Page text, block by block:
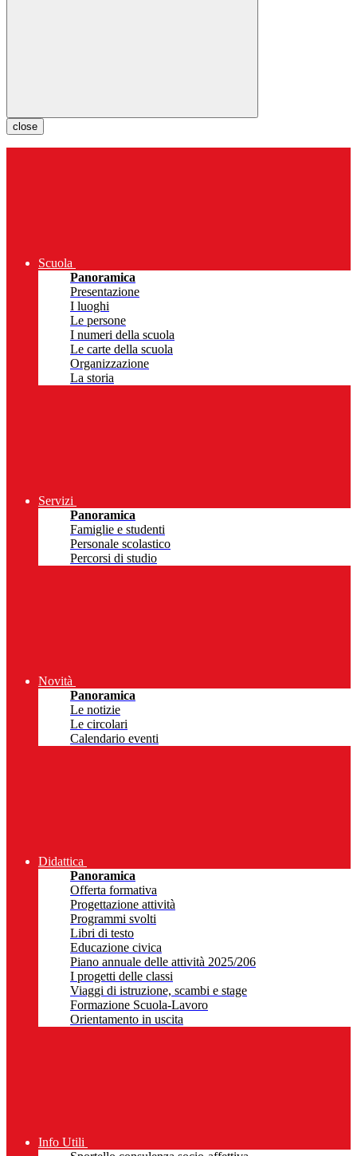
close
Scuola
Panoramica
Presentazione
I luoghi
Le persone
I numeri della scuola
Le carte della scuola
Organizzazione
La storia
Servizi
Panoramica
Famiglie e studenti
Personale scolastico
Percorsi di studio
Novità
Panoramica
Le notizie
Le circolari
Calendario eventi
Didattica
Panoramica
Offerta formativa
Progettazione attività
Programmi svolti
Libri di testo
Educazione civica
Piano annuale delle attività 2025/206
I progetti delle classi
Viaggi di istruzione, scambi e stage
Formazione Scuola-Lavoro
Orientamento in uscita
Info Utili